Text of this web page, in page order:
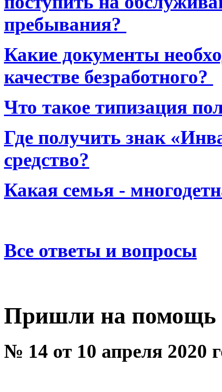
пребывания?
Какие документы
качестве безработного?
Что такое типизация
Где получить знак
средство?
Какая семья -
Все ответы и вопросы
Пришли на помощь
№ 14 от 10 апреля 2020